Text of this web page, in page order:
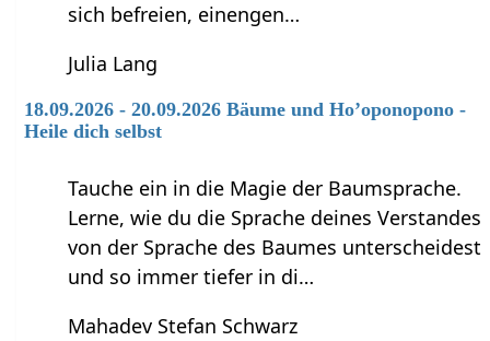
sich befreien, einengen…
Julia Lang
18.09.2026 - 20.09.2026 Bäume und Ho’oponopono -
Heile dich selbst
Tauche ein in die Magie der Baumsprache.
Lerne, wie du die Sprache deines Verstandes
von der Sprache des Baumes unterscheidest
und so immer tiefer in di…
Mahadev Stefan Schwarz